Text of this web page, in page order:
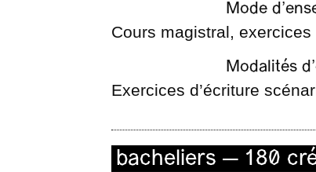
Mode
Cours magistral, exercices
Modalités
Exercices d’écriture
bacheliers — 180